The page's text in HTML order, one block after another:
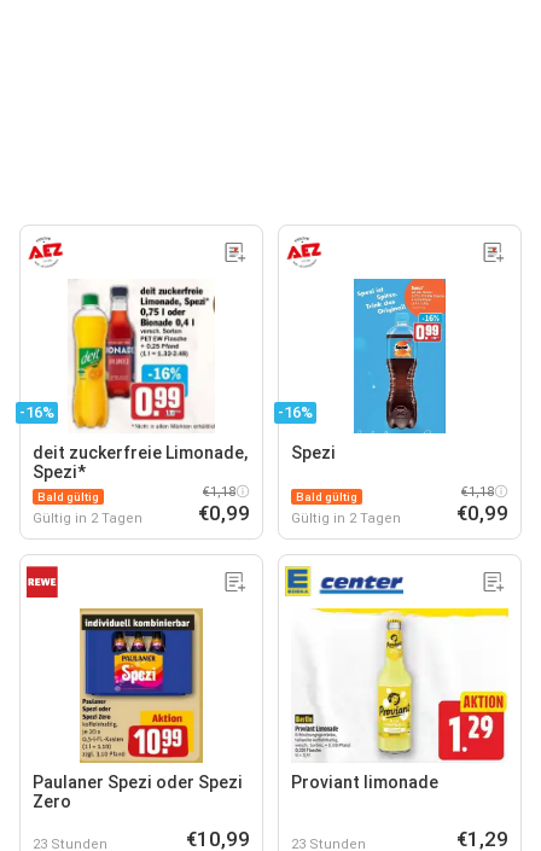
-16%
deit zuckerfreie Limonade,
Spezi*
Bald gültig
Gültig in 2 Tagen
€1,18
€0,99
-16%
Spezi
Bald gültig
Gültig in 2 Tagen
€1,18
€0,99
Paulaner Spezi oder Spezi
Zero
23 Stunden €10,99
Proviant limonade
23 Stunden €1,29